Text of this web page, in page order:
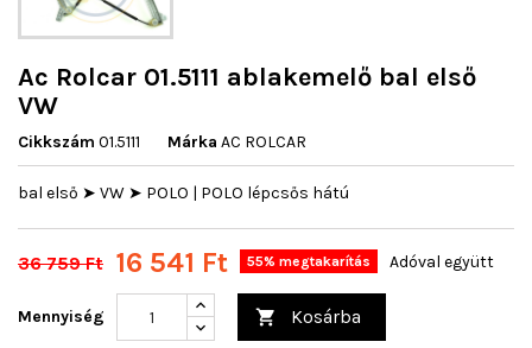
Ac Rolcar 01.5111 ablakemelő bal első
VW
Cikkszám 01.5111 Márka AC ROLCAR
bal első ➤ VW ➤ POLO | POLO lépcsős hátú
36 759 Ft 16 541 Ft 55% megtakarítás Adóval együtt
Mennyiség  Kosárba